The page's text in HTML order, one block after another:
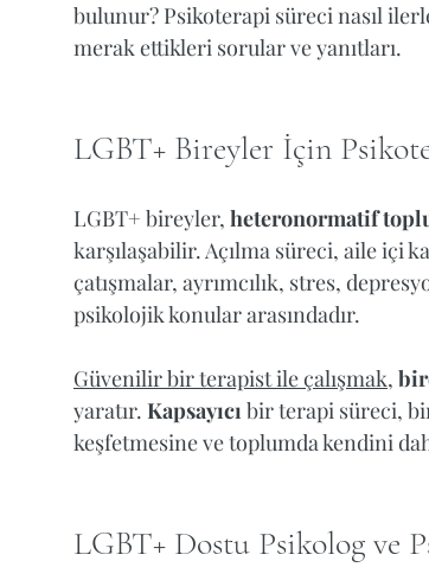
bulunur? Psikoterapi süreci nasıl
merak ettikleri sorular ve yanıtları.
LGBT+ Bireyler İçin
LGBT+ bireyler, heteronormatif
karşılaşabilir. Açılma süreci, aile içi
çatışmalar, ayrımcılık, stres,
psikolojik konular arasındadır.
Güvenilir bir terapist ile çalışmak,
yaratır. Kapsayıcı bir terapi süreci,
keşfetmesine ve toplumda kendini
LGBT+ Dostu Psikolog ve